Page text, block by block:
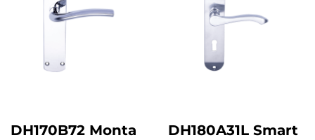
DH170B72 Monta
DH180A31L Smart